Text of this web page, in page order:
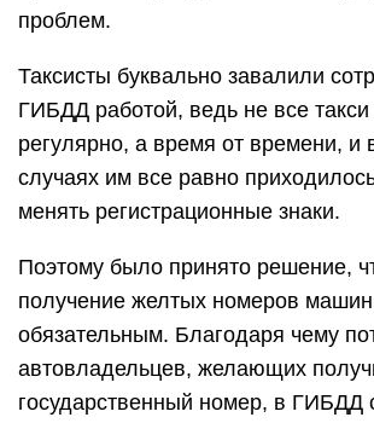
проблем.
Таксисты буквально завалили
ГИБДД работой, ведь не все
регулярно, а время от времени, и
случаях им все равно
менять регистрационные знаки.
Поэтому было принято решение,
получение желтых номеров машин
обязательным. Благодаря чему
автовладельцев, желающих
государственный номер, в ГИБДД